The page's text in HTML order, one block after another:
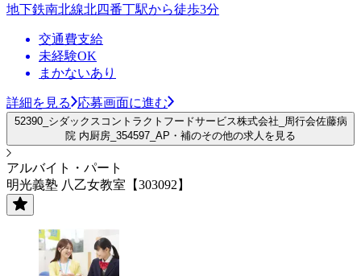
地下鉄南北線北四番丁駅から徒歩3分
交通費支給
未経験OK
まかないあり
詳細を見る 応募画面に進む
52390_シダックスコントラクトフードサービス株式会社_周行会佐藤病
院 内厨房_354597_AP・補のその他の求人を見る
アルバイト・パート
明光義塾 八乙女教室【303092】